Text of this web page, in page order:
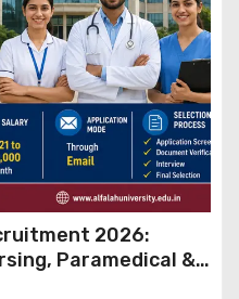
2026:
Paramedical &
Through Email